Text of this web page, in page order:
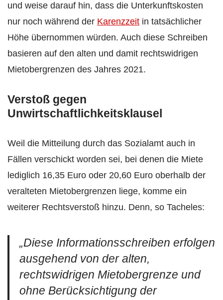
und weise darauf hin, dass die Unterkunftskosten
nur noch während der Karenzzeit in tatsächlicher
Höhe übernommen würden. Auch diese Schreiben
basieren auf den alten und damit rechtswidrigen
Mietobergrenzen des Jahres 2021.
Verstoß gegen
Unwirtschaftlichkeitsklausel
Weil die Mitteilung durch das Sozialamt auch in
Fällen verschickt worden sei, bei denen die Miete
lediglich 16,35 Euro oder 20,60 Euro oberhalb der
veralteten Mietobergrenzen liege, komme ein
weiterer Rechtsverstoß hinzu. Denn, so Tacheles:
„Diese Informationsschreiben erfolgen
ausgehend von der alten,
rechtswidrigen Mietobergrenze und
ohne Berücksichtigung der